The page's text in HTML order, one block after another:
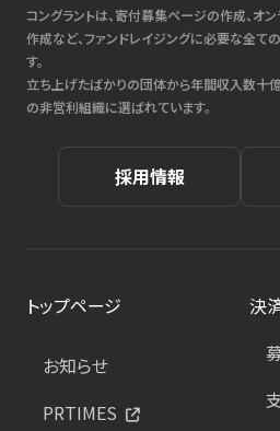
コングラントは、寄付募集ページの作成、オ
作成など、ファンドレイジングに必要な全て
す。
立ち上げたばかりの団体から年間収入数十
の非営利組織に選ばれています。
採用情報
トップページ
お知らせ
PRTIMES
決